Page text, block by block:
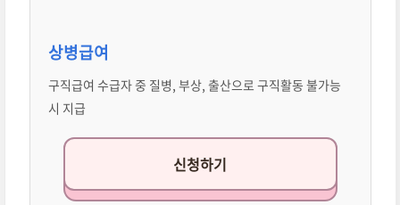
상병급여
구직급여 수급자 중 질병, 부상, 출산으로 구직활동 불가능
시 지급
신청하기